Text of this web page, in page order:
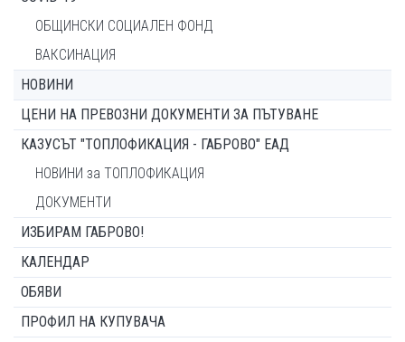
ОБЩИНСКИ СОЦИАЛЕН ФОНД
ВАКСИНАЦИЯ
НОВИНИ
ЦЕНИ НА ПРЕВОЗНИ ДОКУМЕНТИ ЗА ПЪТУВАНЕ
КАЗУСЪТ "ТОПЛОФИКАЦИЯ - ГАБРОВО" ЕАД
НОВИНИ за ТОПЛОФИКАЦИЯ
ДОКУМЕНТИ
ИЗБИРАМ ГАБРОВО!
КАЛЕНДАР
ОБЯВИ
ПРОФИЛ НА КУПУВАЧА